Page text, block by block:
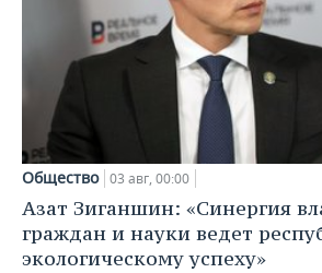
Общество 03 авг, 00:00
Азат Зиганшин: «Синергия
граждан и науки ведет
экологическому успеху»